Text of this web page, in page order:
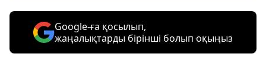
Google-ға қосылып,
жаңалықтарды бірінші болып оқыңыз